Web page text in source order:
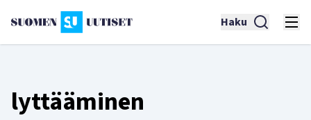
Haku
lyttääminen